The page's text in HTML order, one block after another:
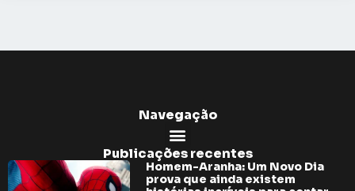
Navegação
Publicações recentes
Homem-Aranha: Um Novo Dia
prova que ainda existem